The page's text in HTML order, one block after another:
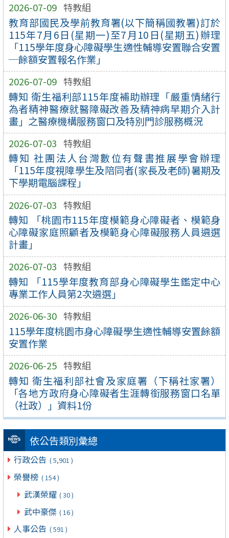
2026-07-09 特教組
教育部國民及學前教育署(以下簡稱國教署)訂於
115年7月6日(星期一)至7月10日(星期五)辦理
「115學年度身心障礙學生適性輔導安置聯合安置
─餘額安置報名作業」
2026-07-09 特教組
轉知 衛生福利部115年度補助辦理「嚴重情緒行
為者精神醫療就醫障礙改善及精神病早期介入計
畫」之醫療機構服務窗口及特別門診服務概況
2026-07-03 特教組
轉知 社團法人台灣數位有聲書推展學會辦理
「115年度視障學生及陪同者(家長及老師)暑期及
下學期電腦課程」
2026-07-03 特教組
轉知 「桃園市115年度模範身心障礙者、模範身
心障礙家庭照顧者及模範身心障礙服務人員遴選
計畫」
2026-07-03 特教組
轉知 「115學年度教育部身心障礙學生鑑定中心
專業工作人員第2次遴選」
2026-06-30 特教組
115學年度桃園市身心障礙學生適性輔導安置餘額
安置作業
2026-06-25 特教組
轉知 衛生福利部社會及家庭署（下稱社家署）
「各地方政府身心障礙者生涯轉銜服務窗口名單
（社政）」資料1份
依公告類別彙總
行政公告 ( 5,901 )
榮譽榜 ( 154 )
武漢榮耀 ( 30 )
武中豪傑 ( 16 )
人事公告 ( 591 )